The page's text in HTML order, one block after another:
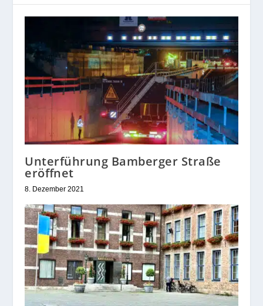
Unterführung Bamberger Straße
eröffnet
8. Dezember 2021